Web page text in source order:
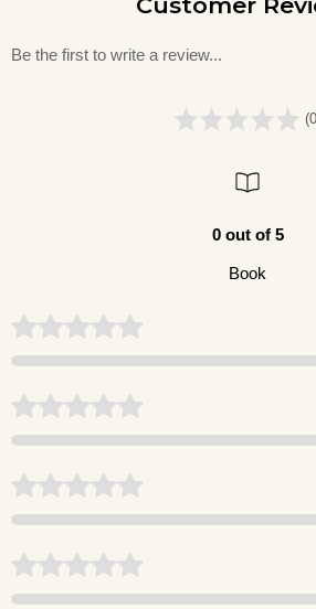
Be the first to write a review...
0 out of 5
Book